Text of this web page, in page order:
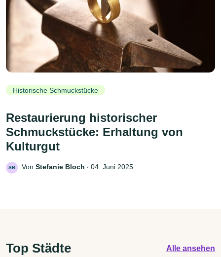
Historische Schmuckstücke
Restaurierung historischer
Schmuckstücke: Erhaltung von
Kulturgut
SB Von Stefanie Bloch ‧ 04. Juni 2025
Top Städte Alle ansehen